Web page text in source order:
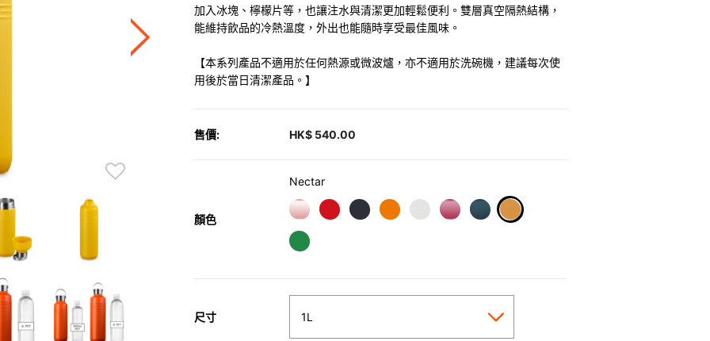
加入冰塊、檸檬片等，也讓注水與清潔更加輕鬆便利。雙層真空隔熱結構，
能維持飲品的冷熱溫度，外出也能隨時享受最佳風味。
【本系列產品不適用於任何熱源或微波爐，亦不適用於洗碗機，建議每次使
用後於當日清潔產品。】
售價: HK$ 540.00
顏色
Nectar
尺寸